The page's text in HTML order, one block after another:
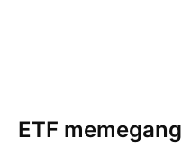
ETF memegang